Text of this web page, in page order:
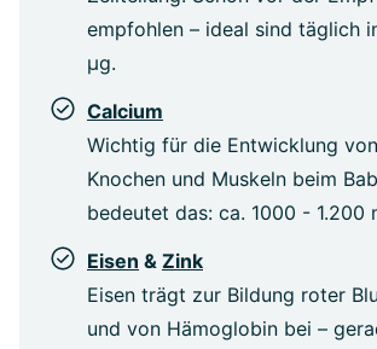
empfohlen – ideal sind täglich
µg.
Calcium
Wichtig für die Entwicklung
Knochen und Muskeln beim
bedeutet das: ca. 1000 - 1.200
Eisen & Zink
Eisen trägt zur Bildung roter
und von Hämoglobin bei –